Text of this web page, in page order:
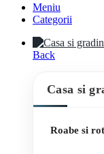
Meniu
Categorii
Back
Casa si
Roabe si